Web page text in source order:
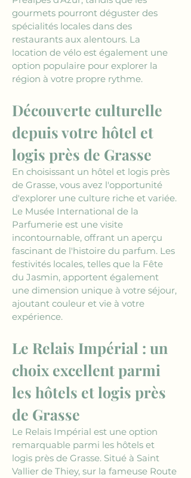
gourmets pourront déguster des
spécialités locales dans des
restaurants aux alentours. La
location de vélo est également une
option populaire pour explorer la
région à votre propre rythme.
Découverte culturelle
depuis votre hôtel et
logis près de Grasse
En choisissant un hôtel et logis près
de Grasse, vous avez l'opportunité
d'explorer une culture riche et variée.
Le Musée International de la
Parfumerie est une visite
incontournable, offrant un aperçu
fascinant de l'histoire du parfum. Les
festivités locales, telles que la Fête
du Jasmin, apportent également
une dimension unique à votre séjour,
ajoutant couleur et vie à votre
expérience.
Le Relais Impérial : un
choix excellent parmi
les hôtels et logis près
de Grasse
Le Relais Impérial est une option
remarquable parmi les hôtels et
logis près de Grasse. Situé à Saint
Vallier de Thiey, sur la fameuse Route